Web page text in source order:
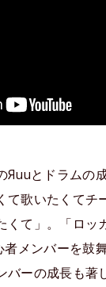
Яuuとドラムの
て歌いたくてチ
くて」。「ロッ
メンバーを鼓
バーの成長も著